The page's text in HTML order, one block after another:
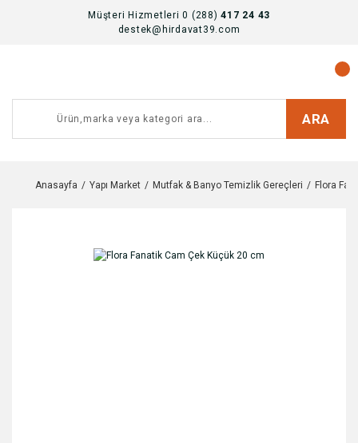
Müşteri Hizmetleri 0 (288)417 24 43
destek@hirdavat39.com
ARA
Anasayfa Yapı Market Mutfak & Banyo Temizlik Gereçleri Flora